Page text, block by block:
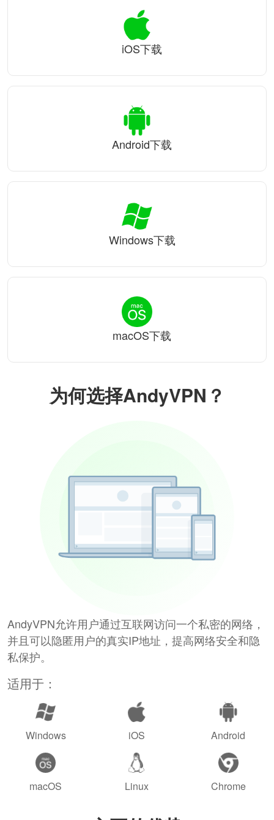
为何选择AndyVPN？
AndyVPN允许用户通过互联网访问一个私密的网络，
并且可以隐匿用户的真实IP地址，提高网络安全和隐
私保护。
适用于：
Windows iOS Android
macOS Linux Chrome
iOS下载
Android下载
Windows下载
macOS下载